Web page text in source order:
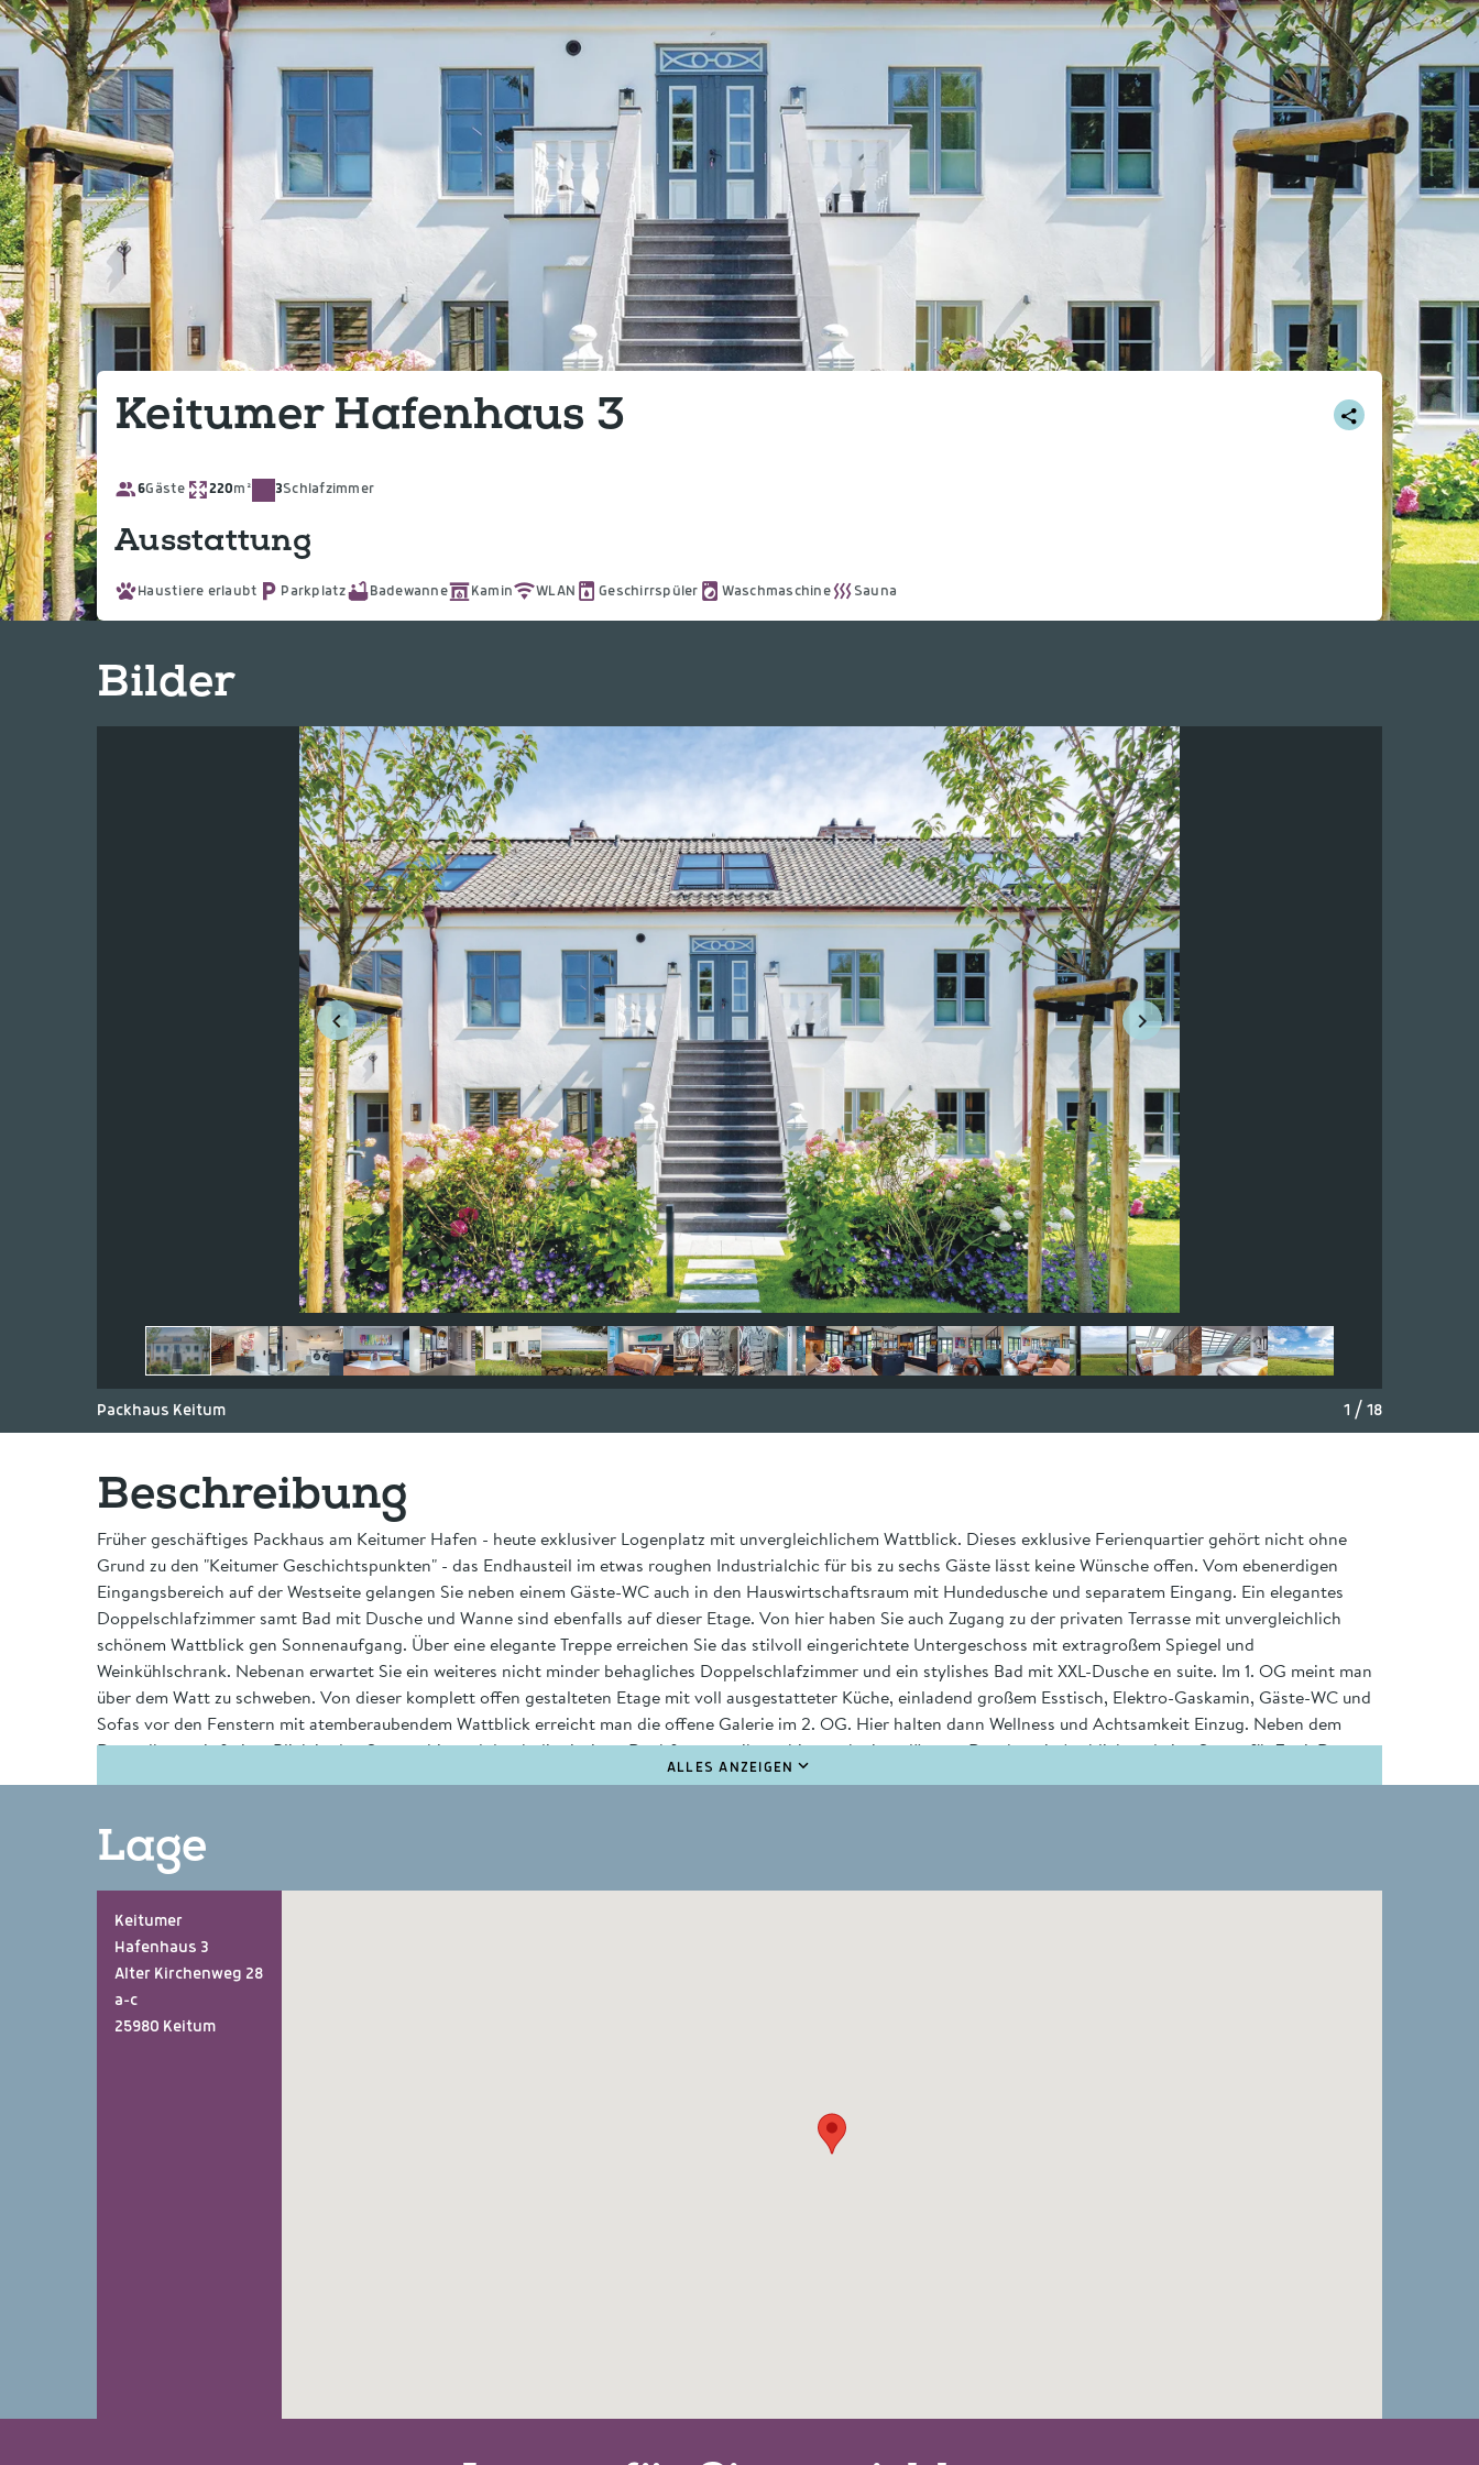
Keitumer Hafenhaus 3
6Gäste 220m² 3Schlafzimmer
Ausstattung
Haustiere erlaubt Parkplatz Badewanne Kamin WLAN Geschirrspüler Waschmaschine Sauna
Bilder
Packhaus Keitum 1 / 18
Beschreibung
Früher geschäftiges Packhaus am Keitumer Hafen - heute exklusiver Logenplatz mit unvergleichlichem Wattblick. Dieses exklusive Ferienquartier gehört nicht ohne
Grund zu den "Keitumer Geschichtspunkten" - das Endhausteil im etwas roughen Industrialchic für bis zu sechs Gäste lässt keine Wünsche offen. Vom ebenerdigen
Eingangsbereich auf der Westseite gelangen Sie neben einem Gäste-WC auch in den Hauswirtschaftsraum mit Hundedusche und separatem Eingang. Ein elegantes
Doppelschlafzimmer samt Bad mit Dusche und Wanne sind ebenfalls auf dieser Etage. Von hier haben Sie auch Zugang zu der privaten Terrasse mit unvergleichlich
schönem Wattblick gen Sonnenaufgang. Über eine elegante Treppe erreichen Sie das stilvoll eingerichtete Untergeschoss mit extragroßem Spiegel und
Weinkühlschrank. Nebenan erwartet Sie ein weiteres nicht minder behagliches Doppelschlafzimmer und ein stylishes Bad mit XXL-Dusche en suite. Im 1. OG meint man
über dem Watt zu schweben. Von dieser komplett offen gestalteten Etage mit voll ausgestatteter Küche, einladend großem Esstisch, Elektro-Gaskamin, Gäste-WC und
Sofas vor den Fenstern mit atemberaubendem Wattblick erreicht man die offene Galerie im 2. OG. Hier halten dann Wellness und Achtsamkeit Einzug. Neben dem
Doppelbett mit freiem Blick in den Sternenhimmel durch die riesigen Dachfenster, gibt es hier auch eine gläserne Dusche mit Ausblick und eine Sauna für Zwei. Das
ganze Hausteil ist mit edelsten Materialien ausgestattet, die Böden sind mit Naturstein und Echtholz ausgelegt.
ALLES ANZEIGEN
Lage
Keitumer
Hafenhaus 3
Alter Kirchenweg 28
a-c
25980 Keitum